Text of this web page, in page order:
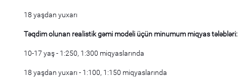
18 yaşdan yuxarı
Təqdim olunan realistik gəmi modeli üçün minumum miqyas tələbləri:
10-17 yaş - 1:250, 1:300 miqyaslarında
18 yaşdan yuxarı - 1:100, 1:150 miqyaslarında